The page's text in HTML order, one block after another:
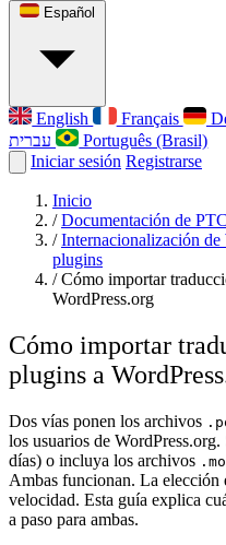
Español
English Français
Português (Brasil)
Iniciar sesión Registrarse
Inicio
/ Documentación de PTC
/ Internacionalización de
plugins
/ Cómo importar
WordPress.org
Cómo importar
plugins a
Dos vías ponen los archivos
los usuarios de
días) o incluya los archivos .mo
Ambas funcionan. La elección
velocidad. Esta guía explica
a paso para ambas.